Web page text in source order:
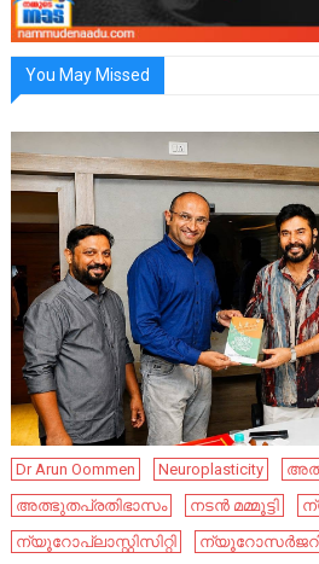
You May Missed
Dr Arun Oommen Neuroplasticity
അത്ഭുതപ്രതിഭാസം
നടൻ മമ്മൂട്ടി
ന്യൂറോപ്ലാസ്റ്റിസിറ്റി